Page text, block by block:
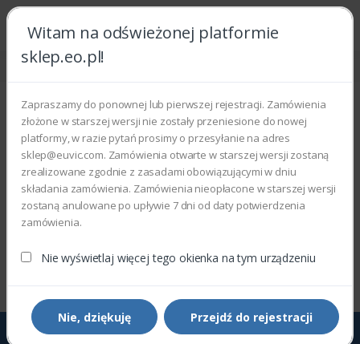
Witam na odświeżonej platformie
sklep.eo.pl!
Zapraszamy do ponownej lub pierwszej rejestracji. Zamówienia
złożone w starszej wersji nie zostały przeniesione do nowej
platformy, w razie pytań prosimy o przesyłanie na adres
sklep@euvic.com. Zamówienia otwarte w starszej wersji zostaną
zrealizowane zgodnie z zasadami obowiązującymi w dniu
składania zamówienia. Zamówienia nieopłacone w starszej wersji
zostaną anulowane po upływie 7 dni od daty potwierdzenia
zamówienia.
Nie wyświetlaj więcej tego okienka na tym urządzeniu
Nie, dziękuję Przejdź do rejestracji
Strona główna Phaser
Phaser 6121MFP
Wyświetlono 0–0 z 0 wyników
Filtry Sortowanie domyślne
Zapisz się do Newslettera, aby